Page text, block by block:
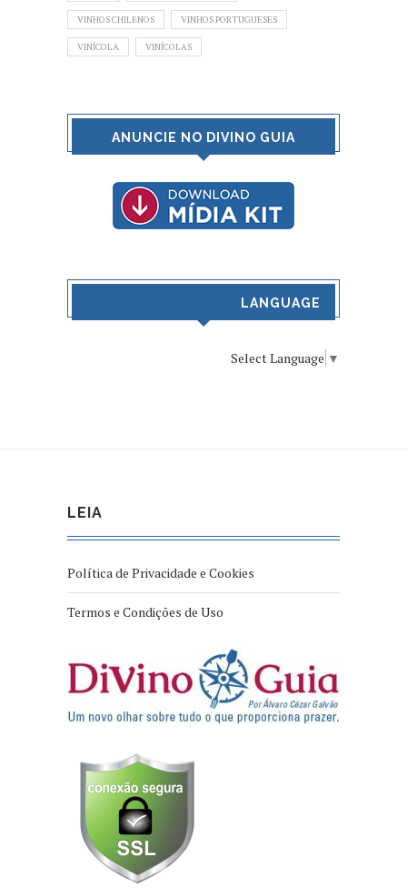
VINHOS CHILENOS VINHOS PORTUGUESES
VINÍCOLA VINÍCOLAS
ANUNCIE NO DIVINO GUIA
LANGUAGE
Select Language ▼
LEIA
Política de Privacidade e Cookies
Termos e Condições de Uso